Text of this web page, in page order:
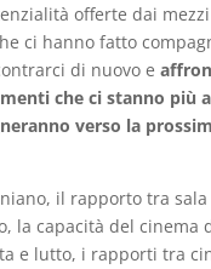
offerte dai
ci hanno fatto
di nuovo e
che ci stanno più
verso la
il rapporto tra sala
la capacità del cinema
e lutto, i rapporti tra